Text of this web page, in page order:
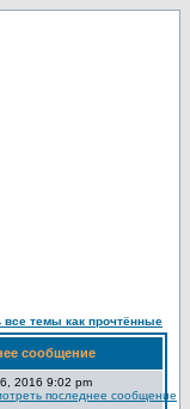
все темы как прочтённые
сообщение
2016 9:02 pm